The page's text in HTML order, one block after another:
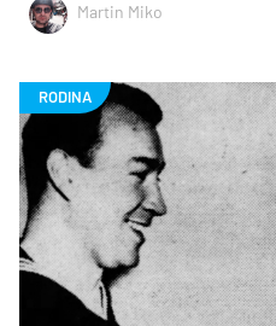
Martin Miko